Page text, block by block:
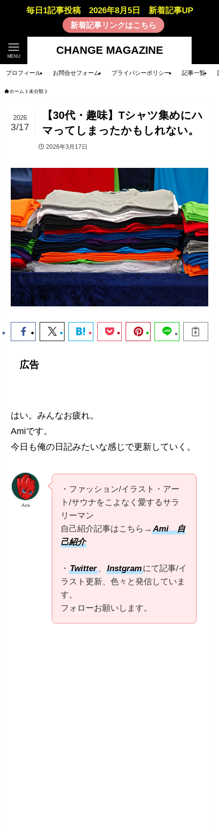
毎日1記事投稿 2026年8月5日 新着記事UP
新着記事リンクはこちら
CHANGE MAGAZINE
MENU
プロフィール お問合せフォーム プライバシーポリシー 記事一覧
ホーム 未分類
【30代・趣味】Tシャツ集めにハ
マってしまったかもしれない。
2026
3/17
2026年3月17日
広告
はい。みんなお疲れ。
Amiです。
今日も俺の日記みたいな感じで更新していく。
Ami
・ファッション/イラスト・アー
ト/サウナをこよなく愛するサラ
リーマン
自己紹介記事はこちら→Ami 自
己紹介
・Twitter、Instgramにて記事/イ
ラスト更新、色々と発信していま
す。
フォローお願いします。